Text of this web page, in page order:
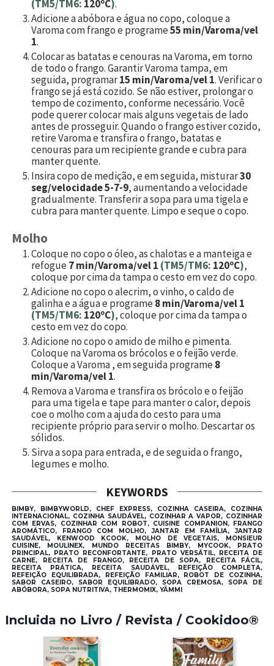
(TM5/TM6: 120ºC).
Adicione a abóbora e água no copo, coloque a
Varoma com frango e programe55 min/Varoma/vel
1.
Colocar as batatas e cenouras na Varoma, em torno
de todo o frango. Garantir Varoma tampa, em
seguida, programar15 min/Varoma/vel 1. Verificar o
frango se já está cozido. Se não estiver, prolongar o
tempo de cozimento, conforme necessário. Você
pode querer colocar mais alguns vegetais de lado
antes de prosseguir. Quando o frango estiver cozido,
retire Varoma e transfira o frango, batatas e
cenouras para um recipiente grande e cubra para
manter quente.
Insira copo de medição, e em seguida, misturar30
seg/velocidade 5-7-9, aumentando a velocidade
gradualmente. Transferir a sopa para uma tigela e
cubra para manter quente. Limpo e seque o copo.
Molho
Coloque no copo o óleo, as chalotas e a manteiga e
refogue7 min/Varoma/vel 1 (TM5/TM6: 120ºC),
coloque por cima da tampa o cesto em vez do copo.
Adicione no copo o alecrim, o vinho, o caldo de
galinha e a água e programe8 min/Varoma/vel 1
(TM5/TM6: 120ºC), coloque por cima da tampa o
cesto em vez do copo.
Adicione no copo o amido de milho e pimenta.
Coloque na Varoma os brócolos e o feijão verde.
Coloque a Varoma , em seguida programe8
min/Varoma/vel 1.
Remova a Varoma e transfira os brócolo e o feijão
para uma tigela e tape para manter o calor, depois
coe o molho com a ajuda do cesto para uma
recipiente próprio para servir o molho. Descartar os
sólidos.
Sirva a sopa para entrada, e de seguida o frango,
legumes e molho.
KEYWORDS
BIMBY, BIMBYWORLD, CHEF EXPRESS, COZINHA CASEIRA, COZINHA
INTERNACIONAL, COZINHA SAUDÁVEL, COZINHAR A VAPOR, COZINHAR
COM ERVAS, COZINHAR COM ROBOT, CUISINE COMPANION, FRANGO
AROMÁTICO, FRANGO COM MOLHO, JANTAR EM FAMÍLIA, JANTAR
SAUDÁVEL, KENWOOD KCOOK, MOLHO DE VEGETAIS, MONSIEUR
CUISINE, MOULINEX, MUNDO RECEITAS BIMBY, MYCOOK, PRATO
PRINCIPAL, PRATO RECONFORTANTE, PRATO VERSÁTIL, RECEITA DE
CARNE, RECEITA DE FRANGO, RECEITA DE SOPA, RECEITA FÁCIL,
RECEITA PRÁTICA, RECEITA SAUDÁVEL, REFEIÇÃO COMPLETA,
REFEIÇÃO EQUILIBRADA, REFEIÇÃO FAMILIAR, ROBOT DE COZINHA,
SABOR CASEIRO, SABOR EQUILIBRADO, SOPA CREMOSA, SOPA DE
ABÓBORA, SOPA NUTRITIVA, THERMOMIX, YÄMMI
Incluida no Livro / Revista / Cookidoo®